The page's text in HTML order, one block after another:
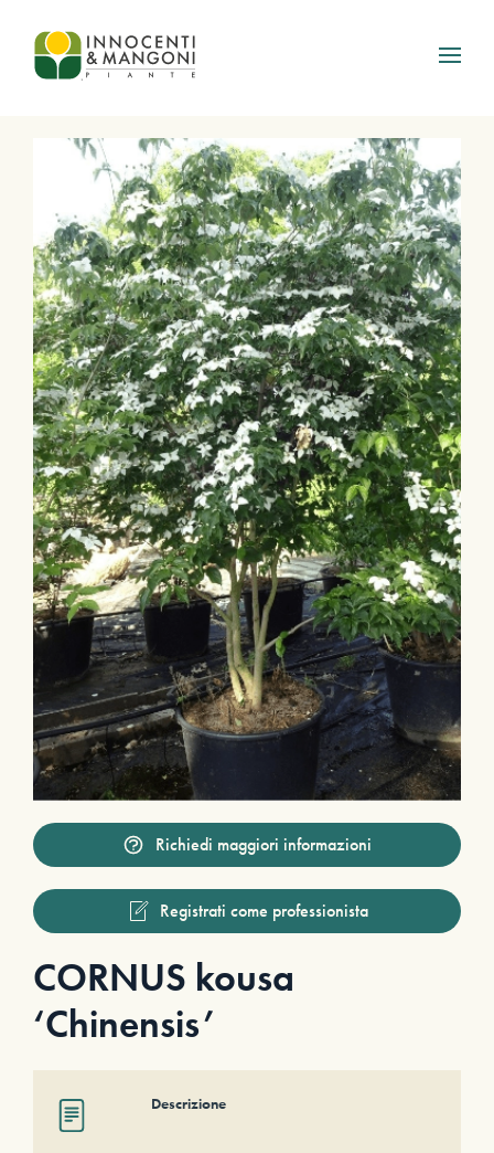
Skip to main content
Richiedi maggiori informazioni
Registrati come professionista
CORNUS kousa
‘Chinensis’
Descrizione